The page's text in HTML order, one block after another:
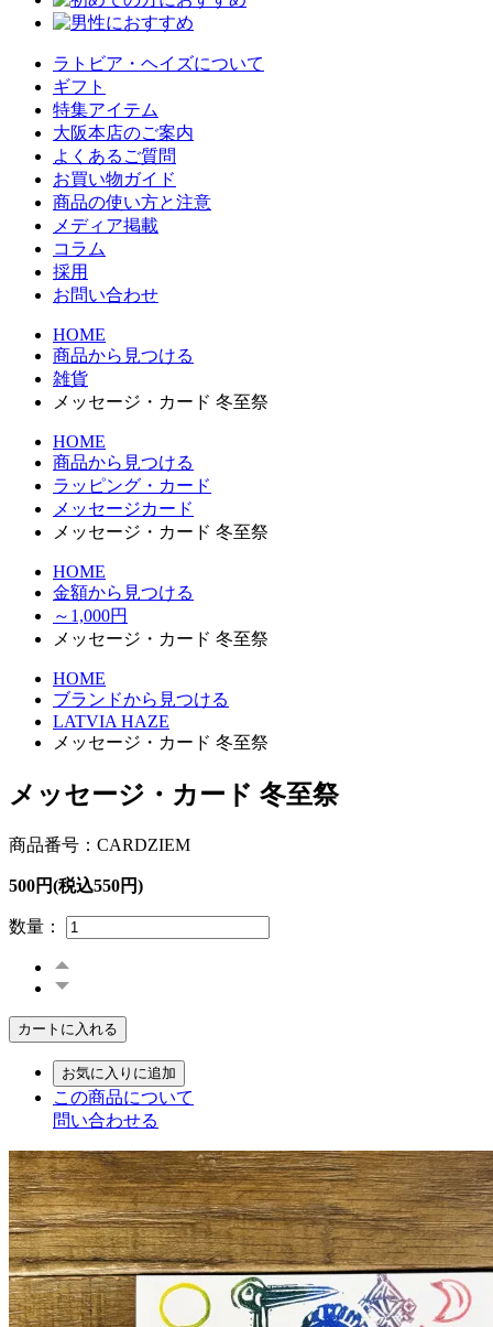
ラトビア・ヘイズについて
ギフト
特集アイテム
大阪本店のご案内
よくあるご質問
お買い物ガイド
商品の使い方と注意
メディア掲載
コラム
採用
お問い合わせ
HOME
商品から見つける
雑貨
メッセージ・カード 冬至祭
HOME
商品から見つける
ラッピング・カード
メッセージカード
メッセージ・カード 冬至祭
HOME
金額から見つける
～1,000円
メッセージ・カード 冬至祭
HOME
ブランドから見つける
LATVIA HAZE
メッセージ・カード 冬至祭
メッセージ・カード 冬至祭
商品番号：CARDZIEM
500円(税込550円)
数量：
カートに入れる
お気に入りに追加
この商品について
問い合わせる